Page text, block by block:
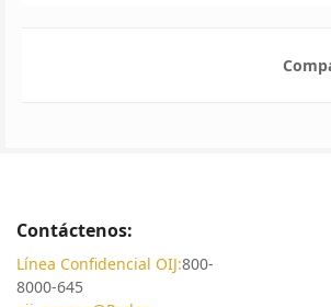
Contáctenos:
Línea Confidencial OIJ:800-
8000-645